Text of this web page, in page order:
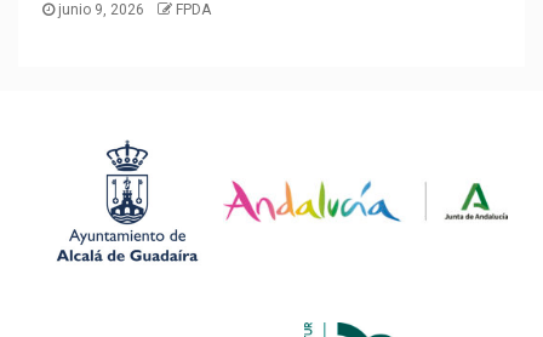
junio 9, 2026 FPDA